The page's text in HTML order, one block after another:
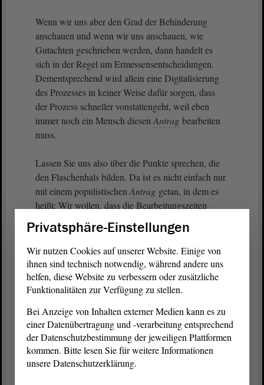
Wenn wir uns aber den Grad der Behinderung
anschauen und wenn wir uns anschauen, wie
Gutachten geschrieben werden, dann handelt es
sich in der Regel um Ermessensentscheidungen.
Dementsprechend wird allein eine Digitalisierung
des Prozesses in keiner Weise dafür sorgen, dass
der Prozess schneller vonstattengeht, weil eben
immer noch ein Mensch diesen Antrag bearbeiten
muss.
Lassen Sie uns also über die Punkte sprechen, die
den Flaschenhals bilden. Da ist es nicht einfach nur
mit einem populistischen Antrag getan, in dem es
heißt: Wir wollen, dass die Bearbeitungszeiten
Und genau darüber werden wir imAusschuss
diskutieren. - Ich bedanke mich für die
Aufmerksamkeit.
(Beifall bei der FDP)
Vizepräsidentin Anne-Marie Keding:
Vielen Dank, Herr Pott. - Es gibt eine Nachfrage
Privatsphäre-Einstellungen
Wir nutzen Cookies auf unserer Website. Einige von
ihnen sind technisch notwendig, während andere uns
helfen, diese Website zu verbessern oder zusätzliche
Funktionalitäten zur Verfügung zu stellen.
Bei Anzeige von Inhalten externer Medien kann es zu
einer Datenübertragung und -verarbeitung entsprechend
der Datenschutzbestimmung der jeweiligen Plattformen
kommen. Bitte lesen Sie für weitere Informationen
unsere Datenschutzerklärung.